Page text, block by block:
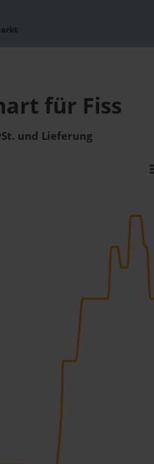
für Fiss
und Lieferung